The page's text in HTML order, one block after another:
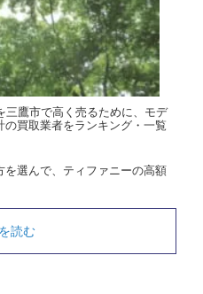
三鷹市で高く売るために、モデ
買取業者をランキング・一覧
選んで、ティファニーの高額
読む